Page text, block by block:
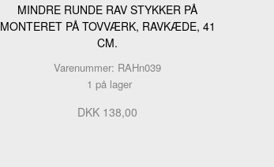
MINDRE RUNDE RAV STYKKER PÅ
MONTERET PÅ TOVVÆRK, RAVKÆDE, 41
CM.
Varenummer: RAHn039
1 på lager
DKK 138,00